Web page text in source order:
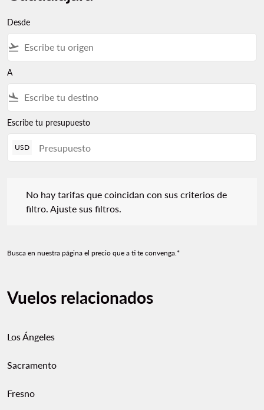
Desde
flight_takeoff
A
flight_land
Escribe tu presupuesto
USD
No hay tarifas que coincidan con sus criterios de
filtro. Ajuste sus filtros.
Busca en nuestra página el precio que a ti te convenga.*
Vuelos relacionados
Los Ángeles
Sacramento
Fresno